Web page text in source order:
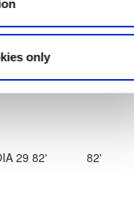
only
95'
29 82' 82'